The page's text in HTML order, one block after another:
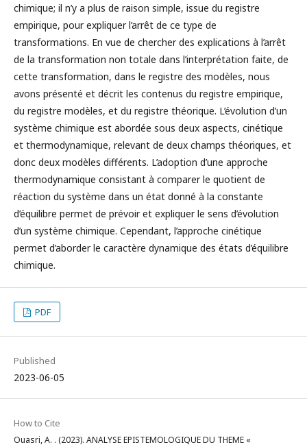
chimique; il n’y a plus de raison simple, issue du registre
empirique, pour expliquer l’arrêt de ce type de
transformations. En vue de chercher des explications à l’arrêt
de la transformation non totale dans l’interprétation faite, de
cette transformation, dans le registre des modèles, nous
avons présenté et décrit les contenus du registre empirique,
du registre modèles, et du registre théorique. L’évolution d’un
système chimique est abordée sous deux aspects, cinétique
et thermodynamique, relevant de deux champs théoriques, et
donc deux modèles différents. L’adoption d’une approche
thermodynamique consistant à comparer le quotient de
réaction du système dans un état donné à la constante
d’équilibre permet de prévoir et expliquer le sens d’évolution
d’un système chimique. Cependant, l’approche cinétique
permet d’aborder le caractère dynamique des états d’équilibre
chimique.
PDF
Published
2023-06-05
How to Cite
Ouasri, A. . (2023). ANALYSE EPISTEMOLOGIQUE DU THEME «